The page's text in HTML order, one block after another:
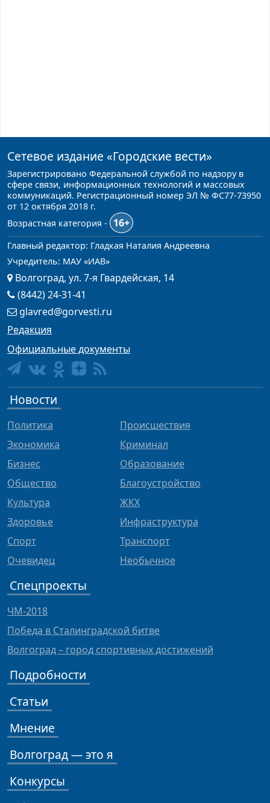
Сетевое издание «Городские вести»
Зарегистрировано Федеральной службой по надзору в
сфере связи, информационных технологий и массовых
коммуникаций. Регистрационный номер ЭЛ № ФС77-73950
от 12 октября 2018 г.
Возрастная категория -
16+
Главный редактор: Гладкая Наталия Андреевна
Учредитель: МАУ «ИАВ»
Волгоград, ул. 7-я Гвардейская, 14
(8442) 24-31-41
glavred@gorvesti.ru
Редакция
Официальные документы
Новости
Политика
Экономика
Бизнес
Общество
Культура
Здоровье
Спорт
Очевидец
Происшествия
Криминал
Образование
Благоустройство
ЖКХ
Инфраструктура
Транспорт
Необычное
Спецпроекты
ЧМ-2018
Победа в Сталинградской битве
Волгоград – город спортивных достижений
Подробности
Статьи
Мнение
Волгоград — это я
Конкурсы